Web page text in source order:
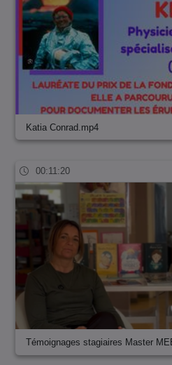
Katia Conrad.mp4
00:11:20
Témoignages stagiaires Master